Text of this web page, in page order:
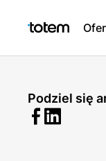
Podziel się